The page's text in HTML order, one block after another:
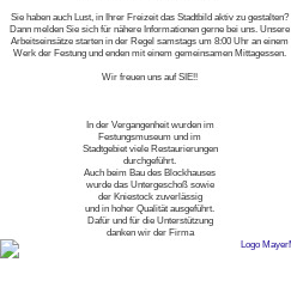
Sie haben auch Lust, in Ihrer Freizeit das Stadtbild aktiv zu gestalten?
Dann melden Sie sich für nähere Informationen gerne bei uns. Unsere
Arbeitseinsätze starten in der Regel samstags um 8:00 Uhr an einem
Werk der Festung und enden mit einem gemeinsamen Mittagessen.
Wir freuen uns auf SIE!!
In der Vergangenheit wurden im
Festungsmuseum und im
Stadtgebiet viele Restaurierungen
durchgeführt.
Auch beim Bau des Blockhauses
wurde das Untergeschoß sowie
der Kniestock zuverlässig
und in hoher Qualität ausgeführt.
Dafür und für die Unterstützung
danken wir der Firma